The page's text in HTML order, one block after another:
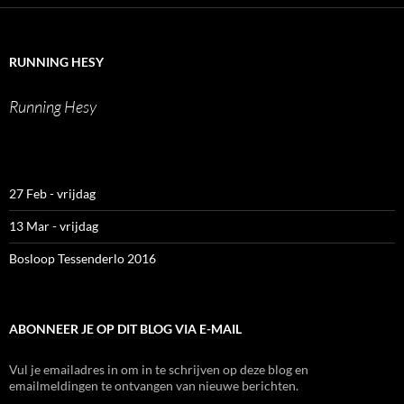
runninghesy
hesy_hesyWerner
LinkedIn
RUNNING HESY
Running Hesy
27 Feb - vrijdag
13 Mar - vrijdag
Bosloop Tessenderlo 2016
ABONNEER JE OP DIT BLOG VIA E-MAIL
Vul je emailadres in om in te schrijven op deze blog en
emailmeldingen te ontvangen van nieuwe berichten.